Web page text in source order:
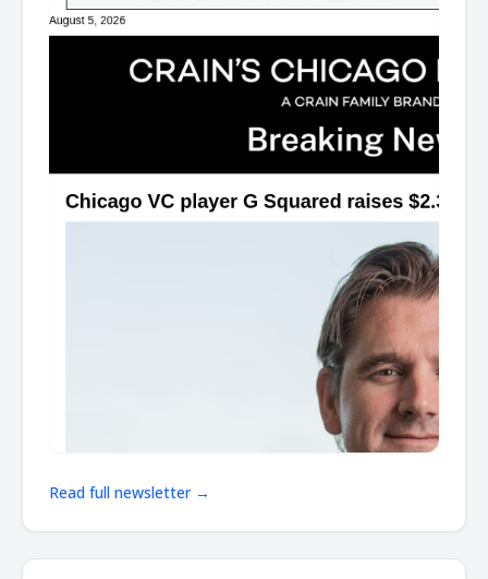
Read full newsletter →